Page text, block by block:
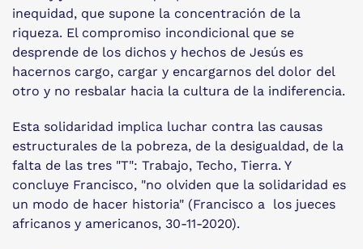
inequidad, que supone la concentración de la
riqueza. El compromiso incondicional que se
desprende de los dichos y hechos de Jesús es
hacernos cargo, cargar y encargarnos del dolor del
otro y no resbalar hacia la cultura de la indiferencia.
Esta solidaridad implica luchar contra las causas
estructurales de la pobreza, de la desigualdad, de la
falta de las tres "T": Trabajo, Techo, Tierra. Y
concluye Francisco, "no olviden que la solidaridad es
un modo de hacer historia" (Francisco a los jueces
africanos y americanos, 30-11-2020).